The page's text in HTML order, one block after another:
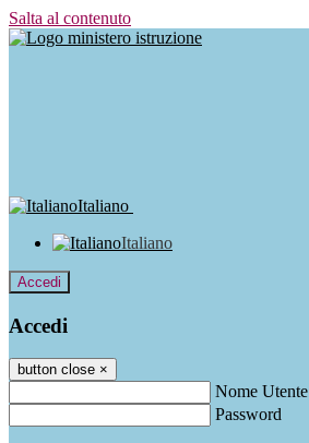
Salta al contenuto
Italiano
Italiano
Accedi
Accedi
button close ×
Nome Utente
Password